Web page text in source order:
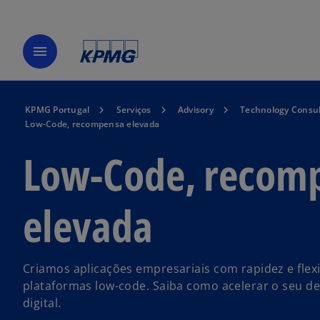
menu
KPMG Portugal Serviços Advisory
Technology
Low-Code, recompensa elevada
Low-Code,
elevada
Criamos aplicações empresariais com rapidez e
plataformas low-code. Saiba como acelerar o seu
digital.